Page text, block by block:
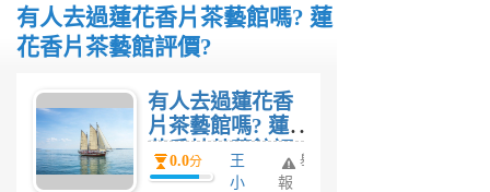
有人去過蓮花香片茶藝館嗎? 蓮
花香片茶藝館評價?
有人去過蓮花香
片茶藝館嗎? 蓮
花香片茶藝館評
價?
0.0分
王
小
舉
報